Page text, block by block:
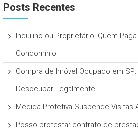
Posts Recentes
Inquilino ou Proprietário: Quem
Condomínio
Compra de Imóvel Ocupado em
Desocupar Legalmente
Medida Protetiva Suspende Visitas
Posso protestar contrato de